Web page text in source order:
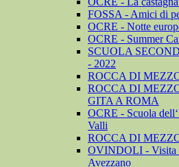
FOSSA - Amici di
OCRE - Notte
OCRE - Summer
SCUOLA
- 2022
ROCCA DI
ROCCA DI
GITA A ROMA
OCRE - Scuola
Valli
ROCCA DI
OVINDOLI -
Avezzano